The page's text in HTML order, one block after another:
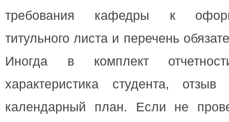
требования кафедры к
титульного листа и перечень
Иногда в комплект
характеристика студента,
календарный план. Если не